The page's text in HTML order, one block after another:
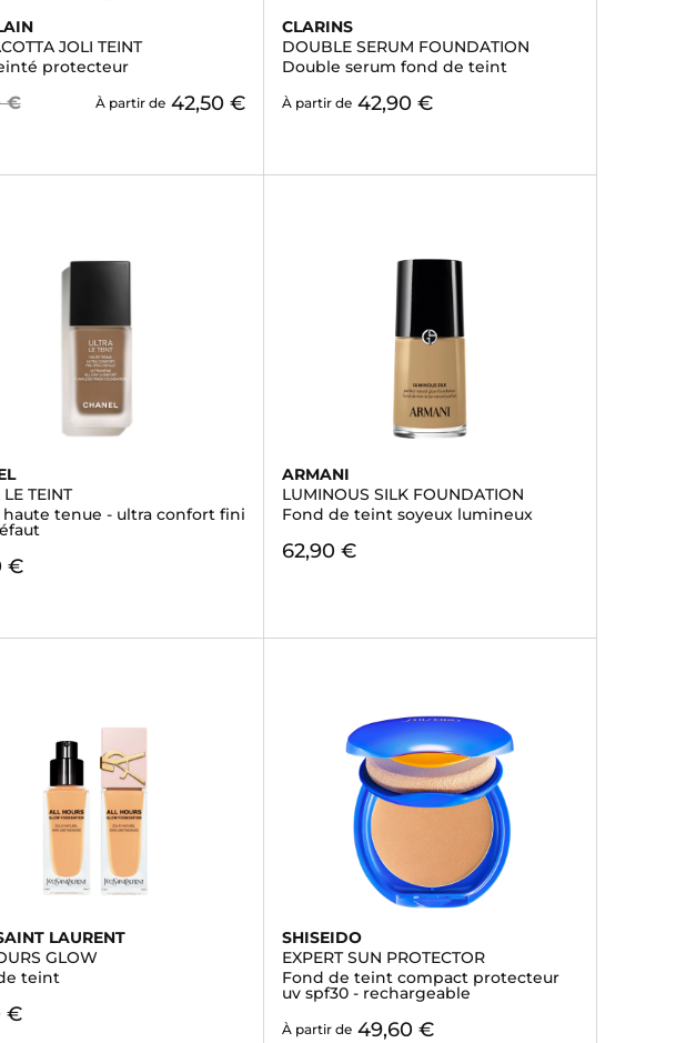
JOLI TEINT
protecteur
€ À partir de 42,50 €
CLARINS
DOUBLE SERUM FOUNDATION
Double serum fond de teint
À partir de 42,90 €
LE TEINT
haute tenue - ultra confort fini
€
ARMANI
LUMINOUS SILK FOUNDATION
Fond de teint soyeux lumineux
62,90 €
LAURENT
GLOW
teint
€
SHISEIDO
EXPERT SUN PROTECTOR
Fond de teint compact protecteur
uv spf30 - rechargeable
À partir de 49,60 €